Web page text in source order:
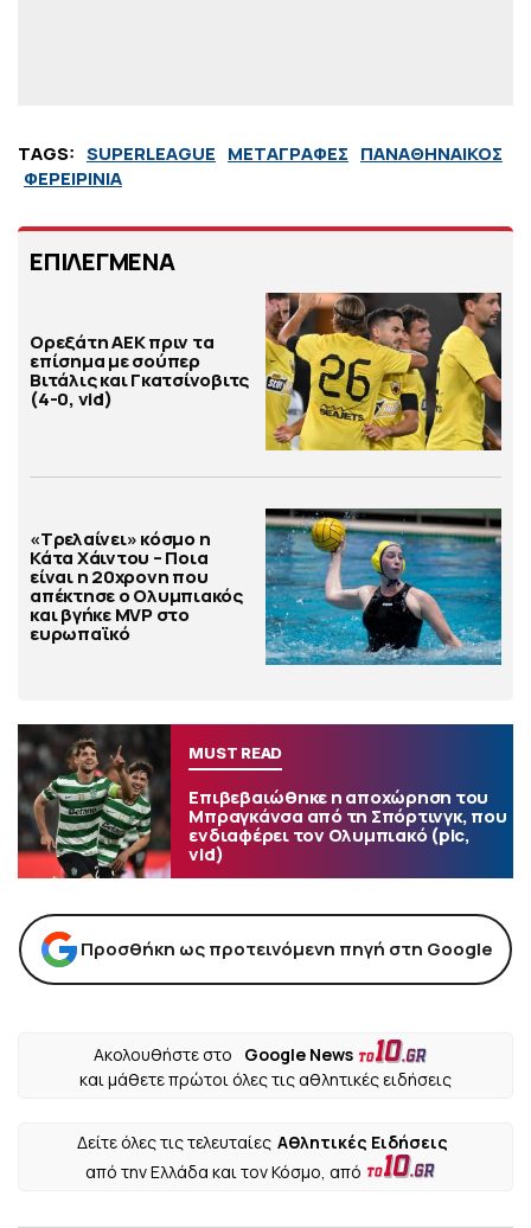
TAGS: SUPERLEAGUE ΜΕΤΑΓΡΑΦΕΣ ΠΑΝΑΘΗΝΑΙΚΟΣ
ΦΕΡΕΙΡΙΝΙΑ
ΕΠΙΛΕΓΜΕΝΑ
Ορεξάτη ΑΕΚ πριν τα
επίσημα με σούπερ
Βιτάλις και Γκατσίνοβιτς
(4-0, vid)
«Τρελαίνει» κόσμο η
Κάτα Χάιντου – Ποια
είναι η 20χρονη που
απέκτησε ο Ολυμπιακός
και βγήκε MVP στο
ευρωπαϊκό
MUST READ
Επιβεβαιώθηκε η αποχώρηση του
Μπραγκάνσα από τη Σπόρτινγκ, που
ενδιαφέρει τον Ολυμπιακό (pic,
vid)
Προσθήκη ως προτεινόμενη πηγή στη Google
Ακολουθήστε στο
Google News
και μάθετε πρώτοι όλες τις αθλητικές ειδήσεις
Δείτε όλες τις τελευταίες Αθλητικές Ειδήσεις
από την Ελλάδα και τον Κόσμο, από